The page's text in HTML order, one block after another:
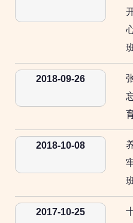
2018-09-26
2018-10-08
2017-10-25